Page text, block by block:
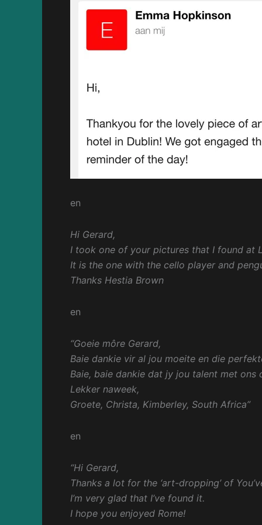
en
Hi Gerard,
I took one of your pictures that I found at
It is the one with the cello player and
Thanks Hestia Brown
en
“Goeie môre Gerard,
Baie dankie vir al jou moeite en die
Baie, baie dankie dat jy jou talent met ons
Lekker naweek,
Groete, Christa, Kimberley, South Africa”
en
“Hi Gerard,
Thanks a lot for the ‘art-dropping’ of
I’m very glad that I’ve found it.
I hope you enjoyed Rome!